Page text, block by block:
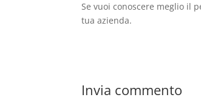
Se vuoi conoscere meglio il
tua azienda.
Invia commento